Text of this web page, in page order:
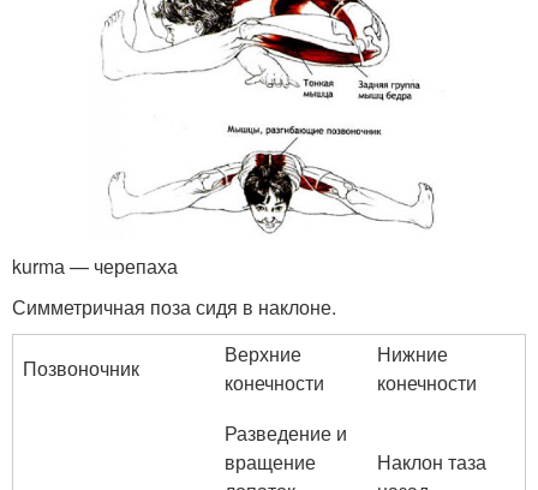
kurmа — черепаха
Симметричная поза сидя в наклоне.
Позвоночник
Верхние
конечности
Нижние
конечности
Разведение и
вращение
Наклон таза